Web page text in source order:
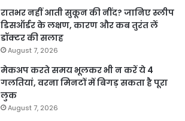
रातभर नहीं आती सुकून की नींद? जानिए स्लीप
डिसऑर्डर के लक्षण, कारण और कब तुरंत लें
डॉक्टर की सलाह
August 7, 2026
मेकअप करते समय भूलकर भी न करें ये 4
गलतियां, वरना मिनटों में बिगड़ सकता है पूरा
लुक
August 7, 2026